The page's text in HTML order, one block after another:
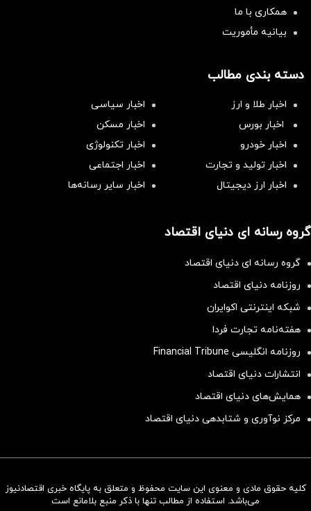
سرمایه‌گذاری همسنگ با شاخص
همکاری با ما
بیانیه مأموریت
دسته بندی مطالب
اخبار طلا و ارز
اخبار سیاسی
اخبار بورس
اخبار مسکن
اخبار خودرو
اخبار تکنولوژی
اخبار تولید و تجارت
اخبار اجتماعی
اخبار ارز دیجیتال
اخبار سایر رسانه‌‌ها
گروه رسانه ای دنیای اقتصاد
گروه رسانه ای دنیای اقتصاد
روزنامه دنیای اقتصاد
شبکه اینترنتی اکوایران
هفته‌نامه تجارت فردا
روزنامه انگلیسی Financial Tribune
انتشارات دنیای اقتصاد
همایش‌های دنیای اقتصاد
مرکز نوآوری و شتابدهی دنیای اقتصاد
کلیه حقوق مادی و معنوی این سایت محفوظ و متعلق به پایگاه خبری اقتصادنیوز
می‌باشد. استفاده از مطالب تنها با ذکر منبع بلامانع است